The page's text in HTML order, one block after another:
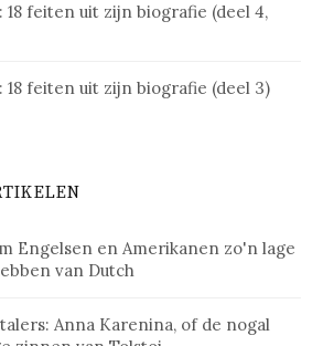
feiten uit zijn biografie (deel 4,
18 feiten uit zijn biografie (deel 3)
Engelsen en Amerikanen zo'n lage
van Dutch
Anna Karenina, of de nogal